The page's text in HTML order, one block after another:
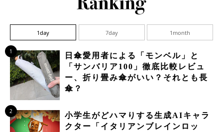
1day 7day 1month
1
日傘愛用者による「モンベル」と
「サンバリア100」徹底比較レビュ
ー、折り畳み傘がいい？それとも長
傘？
2
小学生がどハマりする生成AIキャラ
クター「イタリアンブレインロッ